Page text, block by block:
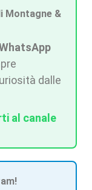
Montagne &
dalle
al canale